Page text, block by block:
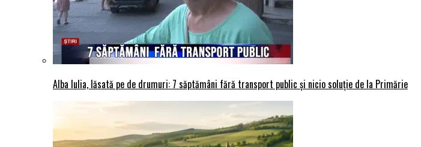
Alba Iulia, lăsată pe de drumuri: 7 săptămâni fără transport public și nicio soluție de la Primărie